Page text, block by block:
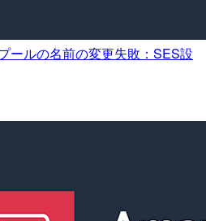
ールの名前の変更失敗：SES設